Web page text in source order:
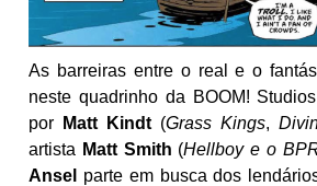
As barreiras entre o real e o
neste quadrinho da BOOM!
por
Matt Kindt (Grass Kings,
artista Matt Smith (Hellboy e o
Ansel
parte em busca dos